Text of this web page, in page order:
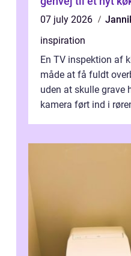
07 july 2026
inspiration
En TV inspektion af
måde at få fuldt
uden at skulle grave
kamera ført ind i